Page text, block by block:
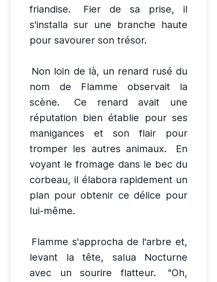
friandise.
Fier de sa prise, il
s'installa sur une branche haute
pour savourer son trésor.
Non loin de là, un renard rusé du
nom de Flamme observait la
scène.
Ce renard avait une
réputation bien établie pour ses
manigances et son flair pour
tromper les autres animaux.
En
voyant le fromage dans le bec du
corbeau, il élabora rapidement un
plan pour obtenir ce délice pour
lui-même.
Flamme s'approcha de l'arbre et,
levant la tête, salua Nocturne
avec un sourire flatteur.
"Oh,